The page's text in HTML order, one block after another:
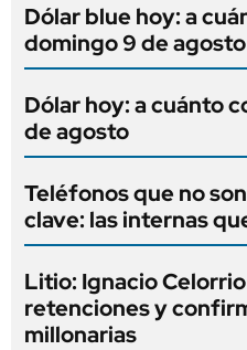
Dólar blue hoy: a
domingo 9 de agosto
Dólar hoy: a cuánto
de agosto
Teléfonos que no
clave: las internas
Litio: Ignacio
retenciones y
millonarias